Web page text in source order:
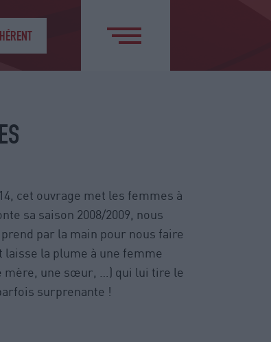
cet ouvrage met les femmes à
sa saison 2008/2009, nous
par la main pour nous faire
la plume à une femme
mère, une sœur, …) qui lui tire le
surprenante !